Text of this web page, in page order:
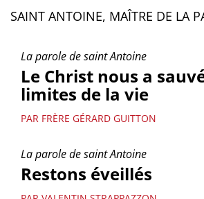
SAINT ANTOINE, MAÎTRE DE LA
La parole de saint Antoine
Le Christ nous a
limites de la vie
PAR FRÈRE GÉRARD GUITTON
La parole de saint Antoine
Restons éveillés